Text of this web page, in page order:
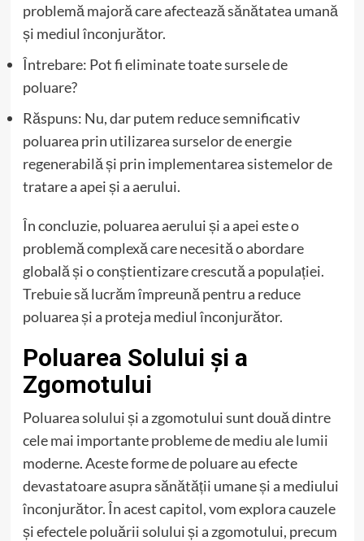
problemă majoră care afectează sănătatea umană
și mediul înconjurător.
Întrebare: Pot fi eliminate toate sursele de
poluare?
Răspuns: Nu, dar putem reduce semnificativ
poluarea prin utilizarea surselor de energie
regenerabilă și prin implementarea sistemelor de
tratare a apei și a aerului.
În concluzie, poluarea aerului și a apei este o
problemă complexă care necesită o abordare
globală și o conștientizare crescută a populației.
Trebuie să lucrăm împreună pentru a reduce
poluarea și a proteja mediul înconjurător.
Poluarea Solului și a
Zgomotului
Poluarea solului și a zgomotului sunt două dintre
cele mai importante probleme de mediu ale lumii
moderne. Aceste forme de poluare au efecte
devastatoare asupra sănătății umane și a mediului
înconjurător. În acest capitol, vom explora cauzele
și efectele poluării solului și a zgomotului, precum